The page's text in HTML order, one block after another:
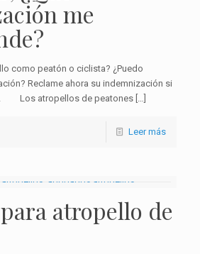
me
como peatón o ciclista? ¿Puedo
Reclame ahora su indemnización si
Los atropellos de peatones […]
Leer más
atropello de